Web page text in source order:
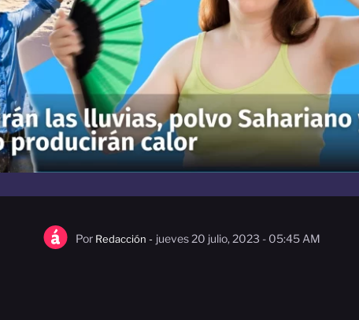
Por Redacción - jueves 20 julio, 2023 - 05:45 AM